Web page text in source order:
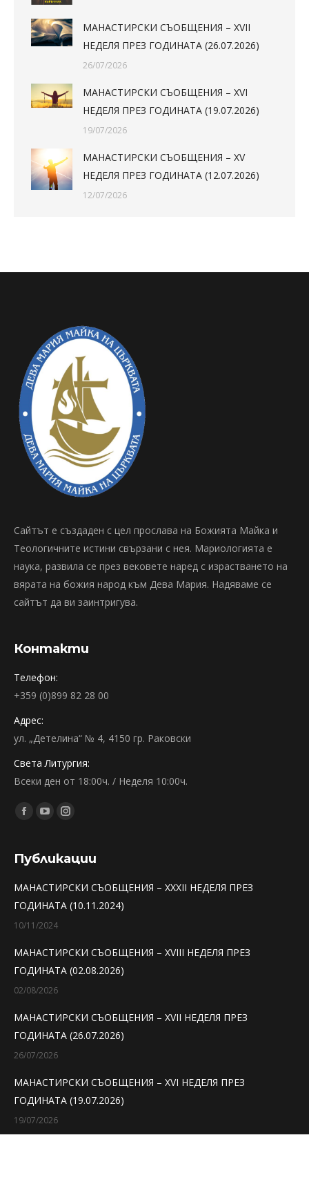
МАНАСТИРСКИ СЪОБЩЕНИЯ – XVII
НЕДЕЛЯ ПРЕЗ ГОДИНАТА (26.07.2026)
26/07/2026
МАНАСТИРСКИ СЪОБЩЕНИЯ – XVI
НЕДЕЛЯ ПРЕЗ ГОДИНАТА (19.07.2026)
19/07/2026
МАНАСТИРСКИ СЪОБЩЕНИЯ – XV
НЕДЕЛЯ ПРЕЗ ГОДИНАТА (12.07.2026)
12/07/2026
Сайтът е създаден с цел прослава на Божията Майка и
Теологичните истини свързани с нея. Мариологията е
наука, развила се през вековете наред с израстването на
вярата на божия народ към Дева Мария. Надяваме се
сайтът да ви заинтригува.
Контакти
Телефон:
+359 (0)899 82 28 00
Адрес:
ул. „Детелина“ № 4, 4150 гр. Раковски
Света Литургия:
Всеки ден от 18:00ч. / Неделя 10:00ч.
Find us on:
Facebook
opens
new
window
YouTube
opens
new
window
Instagram
opens
new
window
Публикации
МАНАСТИРСКИ СЪОБЩЕНИЯ – XXXII НЕДЕЛЯ ПРЕЗ
ГОДИНАТА (10.11.2024)
10/11/2024
МАНАСТИРСКИ СЪОБЩЕНИЯ – XVIII НЕДЕЛЯ ПРЕЗ
ГОДИНАТА (02.08.2026)
02/08/2026
МАНАСТИРСКИ СЪОБЩЕНИЯ – XVII НЕДЕЛЯ ПРЕЗ
ГОДИНАТА (26.07.2026)
26/07/2026
МАНАСТИРСКИ СЪОБЩЕНИЯ – XVI НЕДЕЛЯ ПРЕЗ
ГОДИНАТА (19.07.2026)
19/07/2026